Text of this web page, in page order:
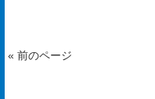
« 前のページ